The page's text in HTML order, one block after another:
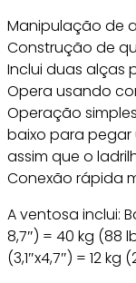
Manipulação de
Construção de
Inclui duas alças
Opera usando
Operação
baixo para
assim que o
Conexão rápida
A ventosa inclui:
8,7″) = 40 kg (88
(3,1″x4,7″) = 12 kg